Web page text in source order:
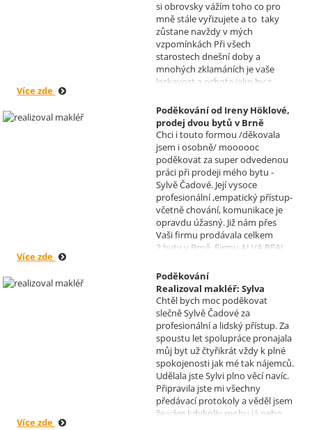
Čadová
si obrovsky vážím toho co pro
mně stále vyřizujete a to taky
zůstane navždy v mých
vzpomínkách Při všech
starostech dnešní doby a
mnohých zklamáních je vaše
laskavost a ochota jako by z
informace a děkuji za vaše úsilí.
Zatím se mějte moc a moc hezky.
S pozdravem Pavel Míšek
Více zde
Poděkování od Ireny Höklové,
prodej dvou bytů v Brně
Realizoval makléř: Sylva
Čadová
Chci i touto formou /děkovala
jsem i osobně/ moooooc
poděkovat za super odvedenou
práci při prodeji mého bytu -
Sylvě Čadové. Její vysoce
profesionální ,empatický přístup-
včetně chování, komunikace je
opravdu úžasný. Již nám přes
Vaši firmu prodávala celkem
2.byty v Brně. Firmu ALVA REAL
Krásné dny Vám a Vašim
zaměstnancům. Irena Höklová,
Brno
Více zde
Poděkování
Realizoval makléř: Sylva
Čadová
Chtěl bych moc poděkovat
slečně Sylvě Čadové za
profesionální a lidský přístup. Za
spoustu let spolupráce pronajala
můj byt už čtyřikrát vždy k plné
spokojenosti jak mé tak nájemců.
Udělala jste Sylvi plno věcí navíc.
Připravila jste mi všechny
předávací protokoly a věděl jsem
že vám kdykoliv mohu já nebo
Více zde